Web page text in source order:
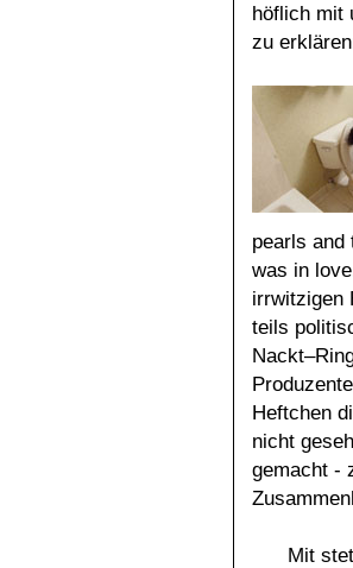
höflich mit
zu
pearls
was in
irrwitzigen
teils
Heftchen
nicht
gemacht -
Mit